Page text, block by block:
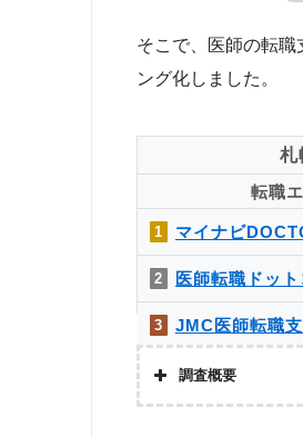
そこで、医師の転
ング化しました。
札
転職
1 マイナビ
2 医師転職ドット
3 JMC医師転職
4 MRT
調査概要